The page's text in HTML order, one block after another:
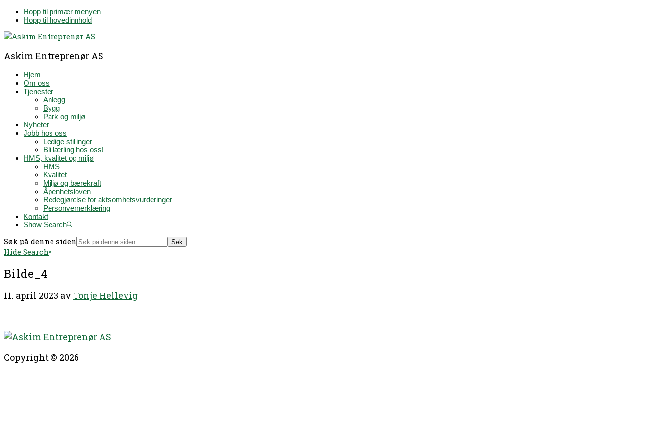
Hopp til primær menyen
Hopp til hovedinnhold
Askim Entreprenør AS
Hjem
Om oss
Tjenester
Anlegg
Bygg
Park og miljø
Nyheter
Jobb hos oss
Ledige stillinger
Bli lærling hos oss!
HMS, kvalitet og miljø
HMS
Kvalitet
Miljø og bærekraft
Åpenhetsloven
Redegjørelse for aktsomhetsvurderinger
Personvernerklæring
Kontakt
Show Search
Søk på denne siden
Hide Search
Bilde_4
11. april 2023 av Tonje Hellevig
Copyright © 2026